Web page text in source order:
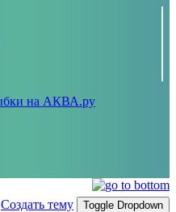
Создать тему
Toggle Dropdown